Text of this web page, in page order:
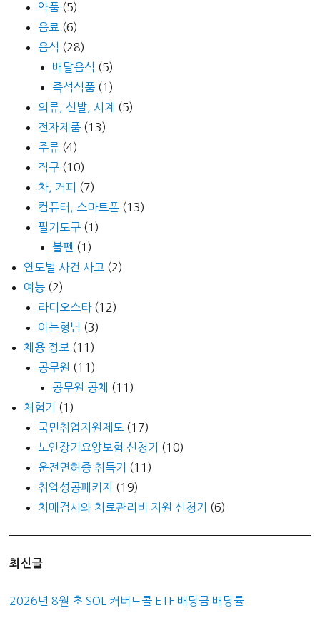
약품 (5)
음료 (6)
음식 (28)
배달음식 (5)
즉석식품 (1)
의류, 신발, 시계 (5)
전자제품 (13)
주류 (4)
직구 (10)
차, 커피 (7)
컴퓨터, 스마트폰 (13)
필기도구 (1)
볼펜 (1)
연도별 사건 사고 (2)
예능 (2)
라디오스타(12)
아는형님 (3)
채용 정보 (11)
공무원 (11)
공무원 공채 (11)
체험기
(1)
국민취업지원제도 (17)
노인장기요양보험 신청기
(10)
운전면허증 취득기
(11)
취업성공패키지
(19)
치매검사와 치료관리비 지원 신청기
(6)
최신글
2026년 8월 초 SOL 커버드콜 ETF 배당금 배당률